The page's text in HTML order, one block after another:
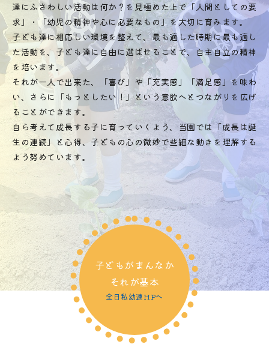
達にふさわしい活動は何か？を見極めた上で「人間としての要
求」・「幼児の精神や心に必要なもの」を大切に育みます。
子ども達に相応しい環境を整えて、最も適した時期に最も適し
た活動を、子ども達に自由に選ばせることで、自主自立の精神
を培います。
それが一人で出来た、「喜び」や「充実感」「満足感」を味わ
い、さらに「もっとしたい！」という意欲へとつながりを広げ
ることができます。
自ら考えて成長する子に育っていくよう、当園では「成長は誕
生の連続」と心得、子どもの心の微妙で些細な動きを理解する
よう努めています。
子どもがまんなか
それが基本
全日私幼連HPへ